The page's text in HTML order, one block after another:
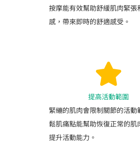
按摩能有效幫助舒緩肌肉緊張
感，帶來即時的舒適感受。
提高活動範圍
緊繃的肌肉會限制關節的活動
鬆肌痛點能幫助恢復正常的肌
提升活動能力。